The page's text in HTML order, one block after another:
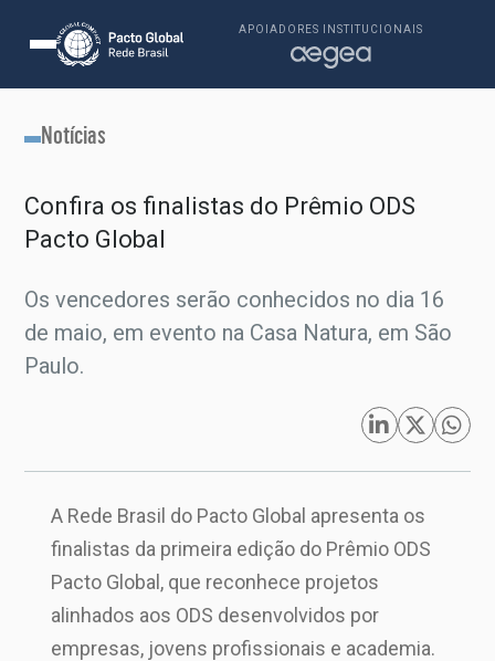
APOIADORES INSTITUCIONAIS
Notícias
Confira os finalistas do Prêmio ODS
Pacto Global
Os vencedores serão conhecidos no dia 16
de maio, em evento na Casa Natura, em São
Paulo.
A Rede Brasil do Pacto Global apresenta os
finalistas da primeira edição do Prêmio ODS
Pacto Global, que reconhece projetos
alinhados aos ODS desenvolvidos por
empresas, jovens profissionais e academia.